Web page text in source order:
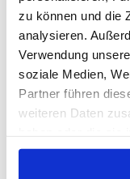
zu können und die
analysieren.
Verwendung
soziale Medien,
Partner führen
weiteren Daten
gesammelt haben.